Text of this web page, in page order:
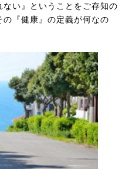
ない』ということをご存知の
『健康』の定義が何なの